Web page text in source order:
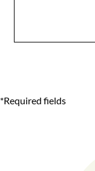
*Required fields